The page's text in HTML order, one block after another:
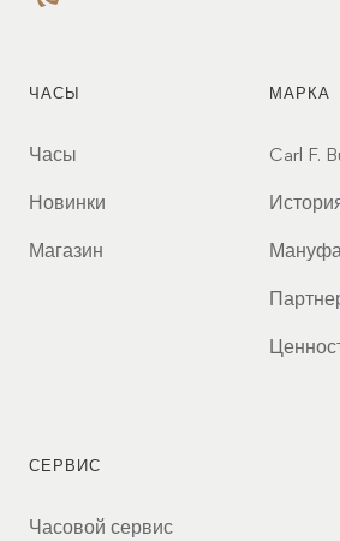
ЧАСЫ
Часы
Новинки
Магазин
МАРКА
Carl F.
СЕРВИС
Часовой сервис